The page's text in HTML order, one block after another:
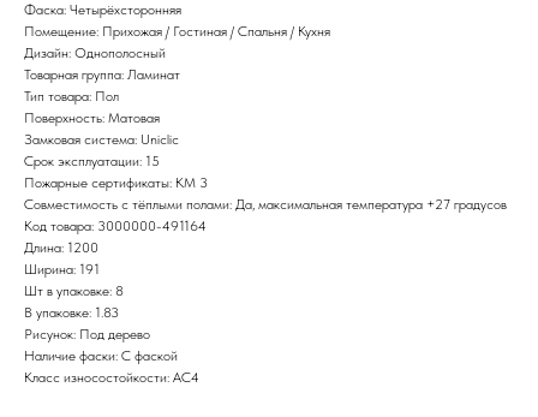
Фаска: Четырёхсторонняя
Помещение: Прихожая / Гостиная / Спальня / Кухня
Дизайн: Однополосный
Товарная группа: Ламинат
Тип товара: Пол
Поверхность: Матовая
Замковая система: Uniclic
Срок эксплуатации: 15
Пожарные сертификаты: КМ 3
Совместимость с тёплыми полами: Да, максимальная температура +27 градусов
Код товара: 3000000-491164
Длина: 1200
Ширина: 191
Шт в упаковке: 8
В упаковке: 1.83
Рисунок: Под дерево
Наличие фаски: С фаской
Класс износостойкости: AC4